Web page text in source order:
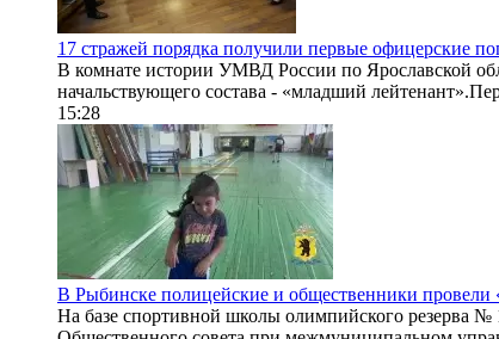
17 стражей порядка получили первые офицерские
В комнате истории УМВД России по Ярославской
начальствующего состава - «младший
15:28
В Рыбинске полицейские и общественники провели
На базе спортивной школы олимпийского резерва №